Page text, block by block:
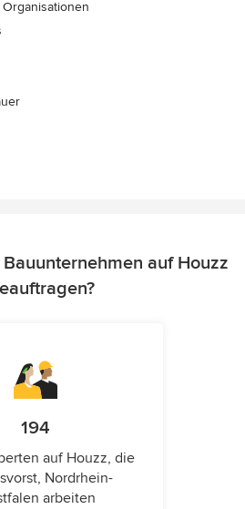
auf Houzz
194
auf Houzz, die
Nordrhein-
arbeiten